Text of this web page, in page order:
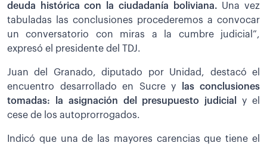
deuda histórica con la ciudadanía boliviana. Una vez
tabuladas las conclusiones procederemos a convocar
un conversatorio con miras a la cumbre judicial”,
expresó el presidente del TDJ.
Juan del Granado, diputado por Unidad, destacó el
encuentro desarrollado en Sucre y
las conclusiones
tomadas: la asignación del presupuesto judicialy el
cese de los autoprorrogados.
Indicó que una de las mayores carencias que tiene el